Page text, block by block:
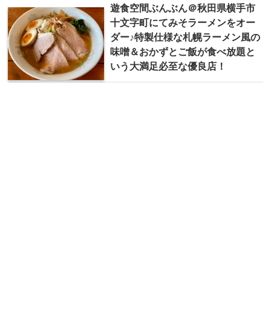
遊食空間ぶんぶん＠秋田県横手市
十文字町にてみそラーメンをオー
ダー♪特製仕様な札幌ラーメン風の
味噌＆おかずとご飯が食べ放題と
いう大満足必至な優良店！